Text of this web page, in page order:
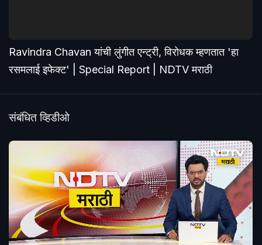
Ravindra Chavan यांची लुंगीत एन्ट्री, विरोधक म्हणतात 'हा
रसमलाई इफेक्ट' | Special Report | NDTV मराठी
संबंधित व्हिडीओ